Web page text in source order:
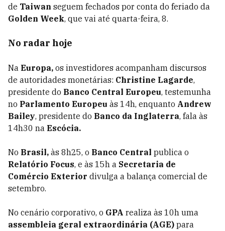
de Taiwan seguem fechados por conta do feriado da
Golden Week, que vai até quarta-feira, 8.
No radar hoje
Na Europa, os investidores acompanham discursos
de autoridades monetárias: Christine Lagarde,
presidente do Banco Central Europeu, testemunha
no Parlamento Europeu às 14h, enquanto Andrew
Bailey, presidente do Banco da Inglaterra, fala às
14h30 na Escócia.
No Brasil, às 8h25, o Banco Central publica o
Relatório Focus, e às 15h a Secretaria de
Comércio Exterior divulga a balança comercial de
setembro.
No cenário corporativo, o GPA realiza às 10h uma
assembleia geral extraordinária (AGE) para